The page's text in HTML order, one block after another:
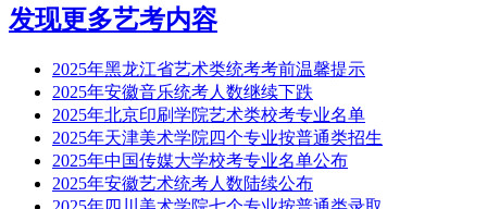
发现更多艺考内容
2025年黑龙江省艺术类统考考前温馨提示
2025年安徽音乐统考人数继续下跌
2025年北京印刷学院艺术类校考专业名单
2025年天津美术学院四个专业按普通类招生
2025年中国传媒大学校考专业名单公布
2025年安徽艺术统考人数陆续公布